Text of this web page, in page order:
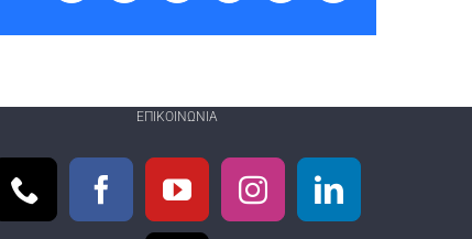
ΕΠΙΚΟΙΝΩΝΊΑ